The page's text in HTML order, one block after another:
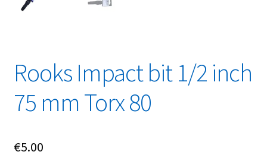
Overzicht
Retourbeleid
Videos
Rooks Impact bit 1/2 inch
75 mm Torx 80
€5.00